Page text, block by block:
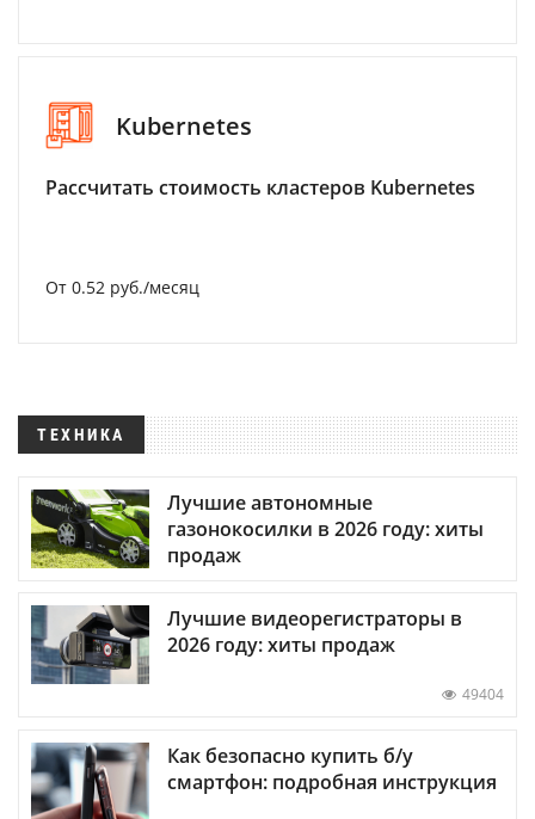
Kubernetes
Рассчитать стоимость кластеров Kubernetes
От 0.52 руб./месяц
ТЕХНИКА
Лучшие автономные
газонокосилки в 2026 году: хиты
продаж
Лучшие видеорегистраторы в
2026 году: хиты продаж
49404
Как безопасно купить б/у
смартфон: подробная инструкция